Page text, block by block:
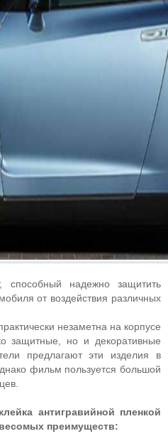
способный надежно защитить
от воздействия различных
незаметна на корпусе
защитные, но и декоративные
предлагают эти изделия в
фильм пользуется большой
антигравийной пленкой
преимуществ: